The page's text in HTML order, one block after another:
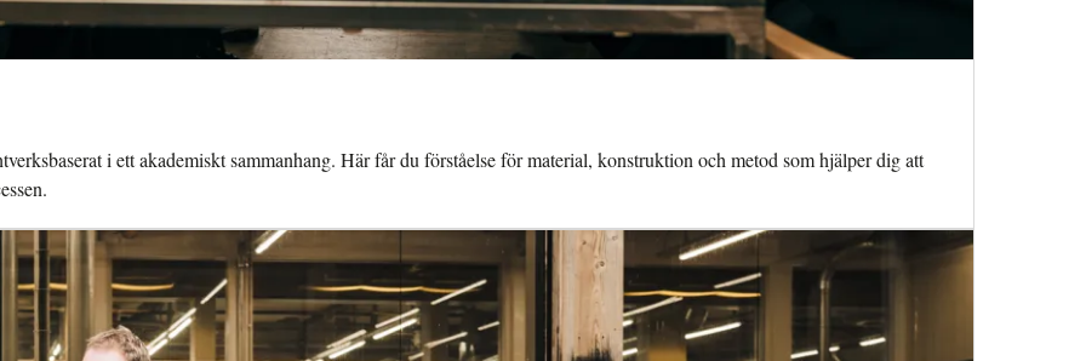
i ett akademiskt sammanhang. Här får du förståelse för material, konstruktion och metod som hjälper dig att